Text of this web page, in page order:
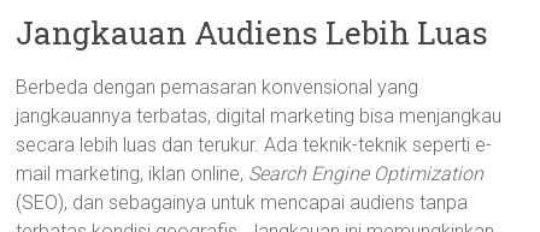
Jangkauan Audiens Lebih Luas
Berbeda dengan pemasaran konvensional yang
jangkauannya terbatas, digital marketing bisa menjangkau
secara lebih luas dan terukur. Ada teknik-teknik seperti e-
mail marketing, iklan online, Search Engine Optimization
(SEO), dan sebagainya untuk mencapai audiens tanpa